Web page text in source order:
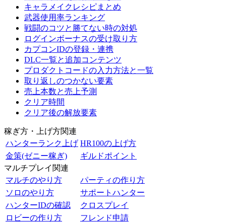
キャラメイクレシピまとめ
武器使用率ランキング
戦闘のコツと勝てない時の対処
ログインボーナスの受け取り方
カプコンIDの登録・連携
DLC一覧と追加コンテンツ
プロダクトコードの入力方法と一覧
取り返しのつかない要素
売上本数と売上予測
クリア時間
クリア後の解放要素
稼ぎ方・上げ方関連
ハンターランク上げ HR100の上げ方
金策(ゼニー稼ぎ)
ギルドポイント
マルチプレイ関連
マルチのやり方
パーティの作り方
ソロのやり方
サポートハンター
ハンターIDの確認
クロスプレイ
ロビーの作り方
フレンド申請